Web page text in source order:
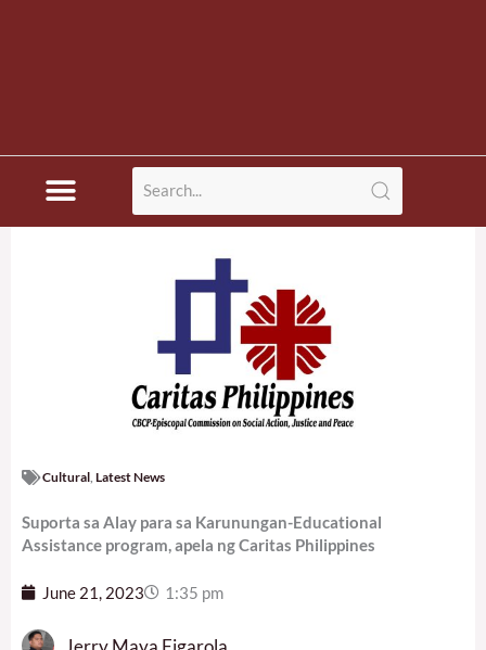
Cultural Latest News
Suporta sa Alay para sa Karunungan-Educational
Assistance program, apela ng Caritas Philippines
June 21, 2023 1:35 pm